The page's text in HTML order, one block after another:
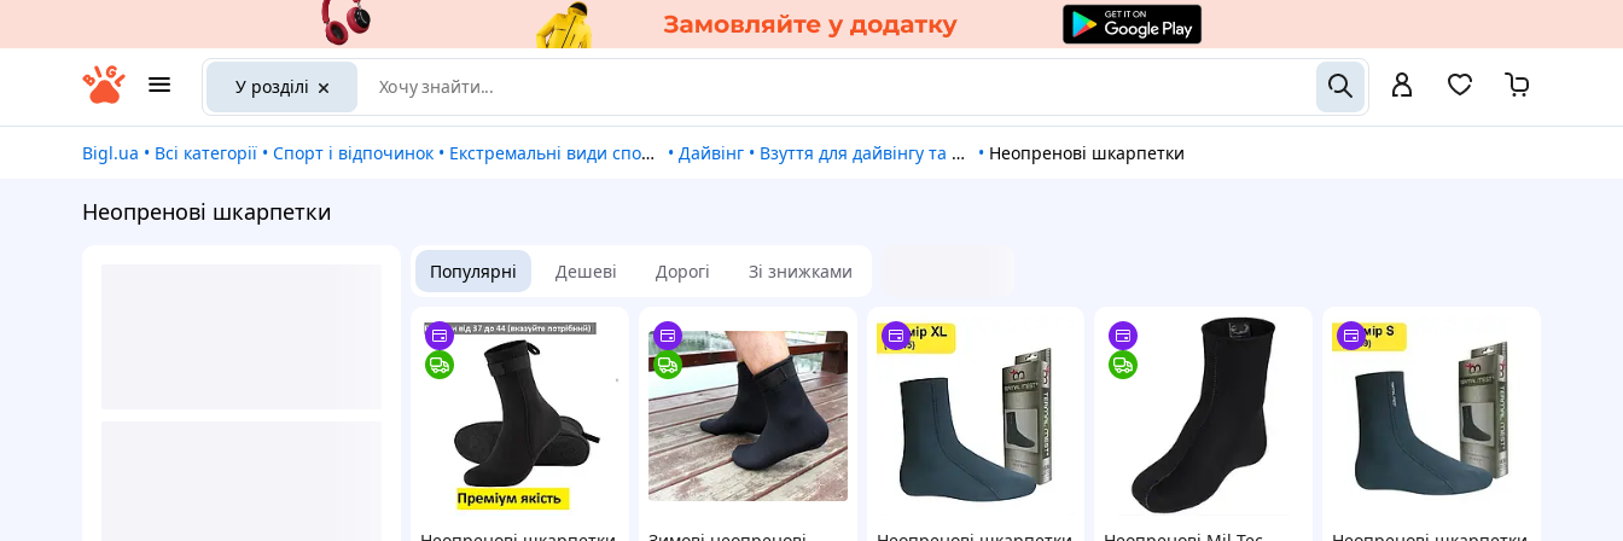
У розділі
Bigl.ua • Всі категорії • Спорт і відпочинок • Екстремальні види спорту • Дайвінг • Взуття для дайвінгу та плавання • Неопренові шкарпетки
Неопренові шкарпетки
Популярні Дешеві Дорогі Зі знижками